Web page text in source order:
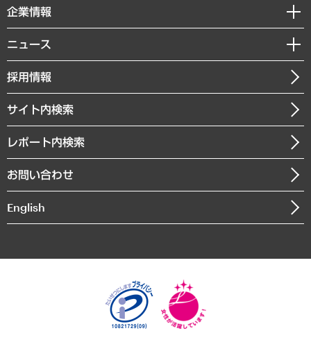
共生・ダイバーシティ
GRC（ガバナンス・リスク・コンプライアンス）・防災（政策）
経済・産業・雇用・労働
まちづくり・観光・交通・スポーツ・スマートシティ
自然資源・農林水産業・食料システム
コラム
経営用語集
受託・受注実績（官公庁関連）
メディア掲載・出演
セミナー・イベント情報
MUFGビジネスセミナー
受託案件情報
企業情報
私たちの想い
社長メッセージ
会社概要
沿革
組織図・本部部室紹介
インドネシア現地法人
個人情報保護方針
ニュース
ニュースリリース
お知らせ
採用情報
サイト内検索
レポート内検索
お問い合わせ
English